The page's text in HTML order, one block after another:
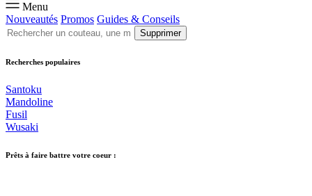
Menu
Nouveautés Promos Guides & Conseils
Supprimer
Recherches populaires
Santoku
Mandoline
Fusil
Wusaki
Prêts à faire battre votre coeur :